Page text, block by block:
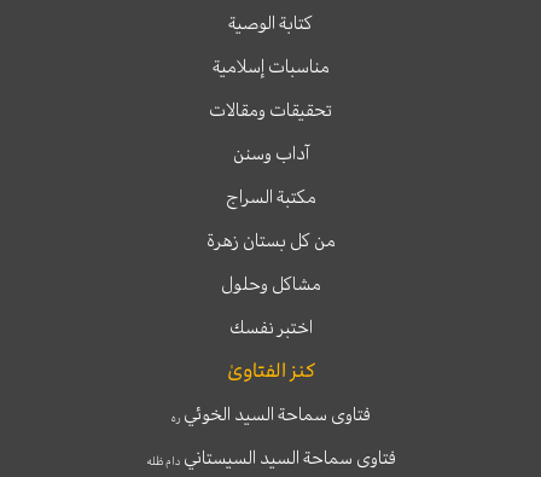
كتابة الوصية
مناسبات إسلامية
تحقيقات ومقالات
آداب وسنن
مكتبة السراج
من كل بستان زهرة
مشاكل وحلول
اختبر نفسك
كنز الفتاوىٰ
فتاوى سماحة السيد الخوئيره
فتاوى سماحة السيد السيستانيدام ظله